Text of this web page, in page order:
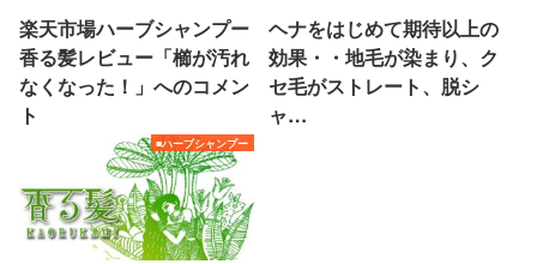
楽天市場ハーブシャンプー
香る髪レビュー「櫛が汚れ
なくなった！」へのコメン
ト
ヘナをはじめて期待以上の
効果・・地毛が染まり、ク
セ毛がストレート、脱シ
ャ…
■ハーブシャンプー